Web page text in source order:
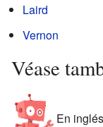
Laird
Vernon
Véase
En